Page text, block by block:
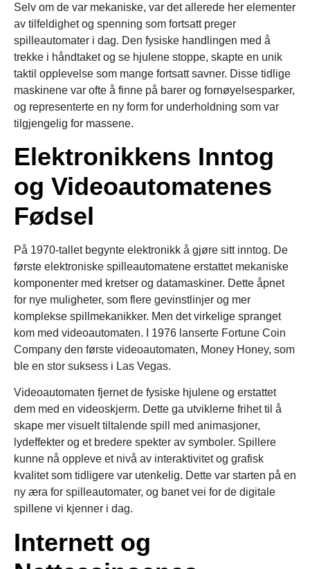
Selv om de var mekaniske, var det allerede her elementer
av tilfeldighet og spenning som fortsatt preger
spilleautomater i dag. Den fysiske handlingen med å
trekke i håndtaket og se hjulene stoppe, skapte en unik
taktil opplevelse som mange fortsatt savner. Disse tidlige
maskinene var ofte å finne på barer og fornøyelsesparker,
og representerte en ny form for underholdning som var
tilgjengelig for massene.
Elektronikkens Inntog
og Videoautomatenes
Fødsel
På 1970-tallet begynte elektronikk å gjøre sitt inntog. De
første elektroniske spilleautomatene erstattet mekaniske
komponenter med kretser og datamaskiner. Dette åpnet
for nye muligheter, som flere gevinstlinjer og mer
komplekse spillmekanikker. Men det virkelige spranget
kom med videoautomaten. I 1976 lanserte Fortune Coin
Company den første videoautomaten, Money Honey, som
ble en stor suksess i Las Vegas.
Videoautomaten fjernet de fysiske hjulene og erstattet
dem med en videoskjerm. Dette ga utviklerne frihet til å
skape mer visuelt tiltalende spill med animasjoner,
lydeffekter og et bredere spekter av symboler. Spillere
kunne nå oppleve et nivå av interaktivitet og grafisk
kvalitet som tidligere var utenkelig. Dette var starten på en
ny æra for spilleautomater, og banet vei for de digitale
spillene vi kjenner i dag.
Internett og